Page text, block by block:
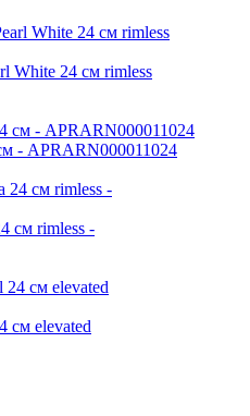
White 24 см rimless
- APRARN000011024
см rimless -
см elevated